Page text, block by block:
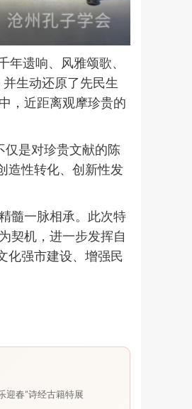
遗响、风雅颂歌、
生动还原了先民生
，近距离观摩珍贵的
仅是对珍贵文献的陈
造性转化、创新性发
髓一脉相承。此次特
契机，进一步发挥自
化强市建设、增强民
迎春”诗经古籍特展